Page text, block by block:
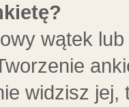
wątek
widzisz